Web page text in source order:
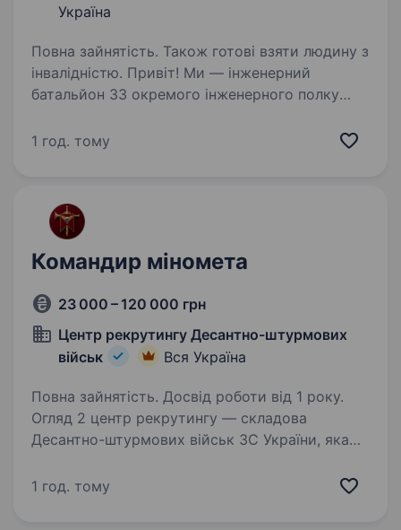
Україна
Повна зайнятість. Також готові взяти людину з
інвалідністю. Привіт! Ми — інженерний
батальйон 33 окремого інженерного полку
на захисті України, забезпечуючи надійний
1 год. тому
Командир міномета
23 000 – 120 000 грн
Центр рекрутингу Десантно-штурмових
військ
Вся Україна
Повна зайнятість. Досвід роботи від 1 року.
Огляд 2 центр рекрутингу — складова
Десантно-штурмових військ ЗС України, яка
підрозділів ДШВ. Наша команда складається
1 год. тому